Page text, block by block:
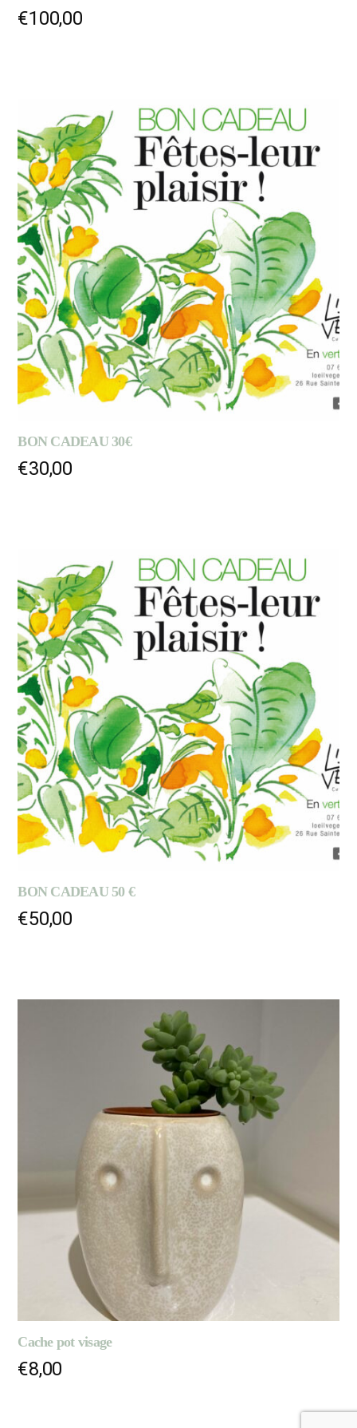
€100,00
BON CADEAU 30€
€30,00
BON CADEAU 50 €
€50,00
Cache pot visage
€8,00